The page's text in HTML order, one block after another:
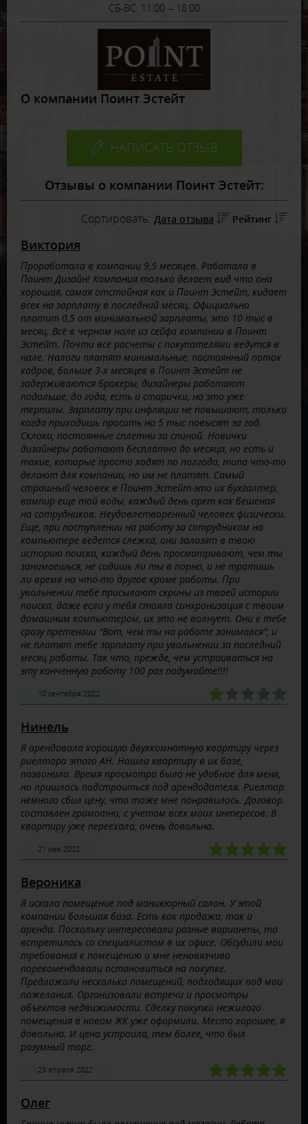
СБ-ВС: 11:00 – 18:00
О компании Поинт Эстейт
.
НАПИСАТЬ ОТЗЫВ
Отзывы о компании Поинт Эстейт:
Сортировать: Дата отзыва Рейтинг
Виктория
Проработала в компании 9,5 месяцев. Работала в
Поинт Дизайн! Компания только делает вид что она
хорошая, самая отстойная как и Поинт Эстейт, кидает
всех на зарплату в последний месяц. Официально
платит 0,5 от минимальной зарплаты, это 10 тыс в
месяц. Всё в черном нале из сейфа компании в Поинт
Эстейт. Почти все расчеты с покупателями ведутся в
нале. Налоги платят минимальные, постоянный поток
кадров, больше 3-х месяцев в Поинт Эстейт не
задерживаются брокеры, дизайнеры работают
подольше, до года, есть и старички, но это уже
терпилы. Зарплату при инфляции не повышают, только
когда приходишь просить на 5 тыс повысят за год.
Склоки, постоянные сплетни за спиной. Новички
дизайнеры работают бесплатно до месяца, но есть и
такие, которые просто ходят по полгода, типа что-то
делают для компании, но им не платят. Самый
страшный человек в Поинт Эстейт-это их бухгалтер,
вампир еще той воды, каждый день орет как бешеная
на сотрудников. Неудовлетворенный человек физически.
Еще, при поступлении на работу за сотрудником на
компьютере ведется слежка, они залазят в твою
историю поиска, каждый день просматривают, чем ты
занимаешься, не сидишь ли ты в порно, и не тратишь
ли время на что-то другое кроме работы. При
увольнении тебе присылают скрины из твоей истории
поиска, даже если у тебя стояла синхронизация с твоим
домашним компьютером, их это не волнует. Они к тебе
сразу претензии "Вот, чем ты на работе занимался", и
не платят тебе зарплату при увольнении за последний
месяц работы. Так что, прежде, чем устраиваться на
эту конченную работу 100 раз подумайте!!!!
10 сентября 2022
Нинель
Я арендовала хорошую двухкомнатную квартиру через
риелтора этого АН. Нашла квартиру в их базе,
позвонила. Время просмотра было не удобное для меня,
но пришлось подстроиться под арендодателя. Риелтор
немного сбил цену, что тоже мне понравилось. Договор
составлен грамотно, с учетом всех моих интересов. В
квартиру уже переехала, очень довольна.
21 мая 2022
Вероника
Я искала помещение под маникюрный салон. У этой
компании большая база. Есть как продажа, так и
аренда. Поскольку интересовали разные варианты, то
встретилась со специалистом в их офисе. Обсудили мои
требования к помещению и мне ненавязчиво
порекомендовали остановиться на покупке.
Предложили несколько помещений, подходящих под мои
пожелания. Организовали встречи и просмотры
объектов недвижимости. Сделку покупки нежилого
помещения в новом ЖК уже оформили. Место хорошее, я
довольна. И цена устроила, тем более, что был
разумный торг.
23 апреля 2022
Олег